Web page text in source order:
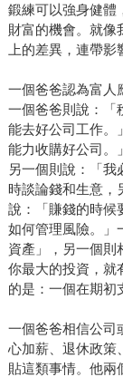
鍛練可以強身健體
財富的機會。就像
上的差異，連帶影
一個爸爸認為富人
一個爸爸則說：「
能去好公司工作。
能力收購好公司。
另一個則說：「我
時談論錢和生意，
說：「賺錢的時候
如何管理風險。」
資產」，另一個則
你最大的投資，就
的是：一個在期初
一個爸爸相信公司
心加薪、退休政策
貼這類事情。他兩